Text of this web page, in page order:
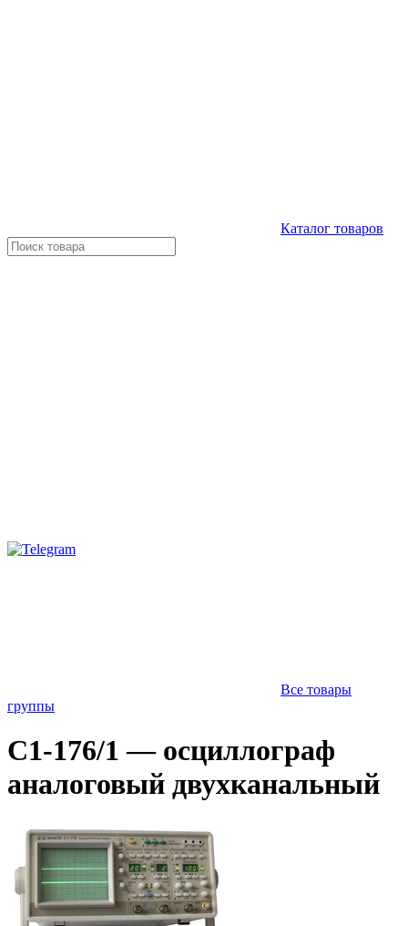
Каталог товаров
Все товары
группы
С1-176/1 — осциллограф
аналоговый двухканальный